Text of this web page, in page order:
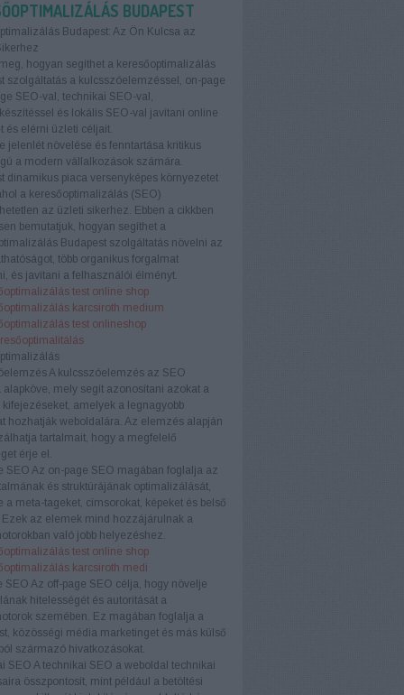
BUDAPEST
Budapest: Az Ön Kulcsa az
hogyan segíthet a keresőoptimalizálás
szolgáltatás a kulcsszóelemzéssel, on-page
SEO-val, technikai SEO-val,
és lokális SEO-val javítani online
és elérni üzleti céljait.
jelenlét növelése és fenntartása kritikus
a modern vállalkozások számára.
dinamikus piaca versenyképes környezetet
a keresőoptimalizálás (SEO)
az üzleti sikerhez. Ebben a cikkben
bemutatjuk, hogyan segíthet a
Budapest szolgáltatás növelni az
több organikus forgalmat
és javítani a felhasználói élményt.
test online shop
karcsiroth medium
test onlineshop
A kulcsszóelemzés az SEO
alapköve, mely segít azonosítani azokat a
kifejezéseket, amelyek a legnagyobb
hozhatják weboldalára. Az elemzés alapján
tartalmait, hogy a megfelelő
érje el.
SEO Az on-page SEO magában foglalja az
és struktúrájának optimalizálását,
a meta-tageket, címsorokat, képeket és belső
Ezek az elemek mind hozzájárulnak a
való jobb helyezéshez.
test online shop
karcsiroth medi
SEO Az off-page SEO célja, hogy növelje
hitelességét és autoritását a
szemében. Ez magában foglalja a
közösségi média marketinget és más külső
származó hivatkozásokat.
SEO A technikai SEO a weboldal technikai
összpontosít, mint például a betöltési